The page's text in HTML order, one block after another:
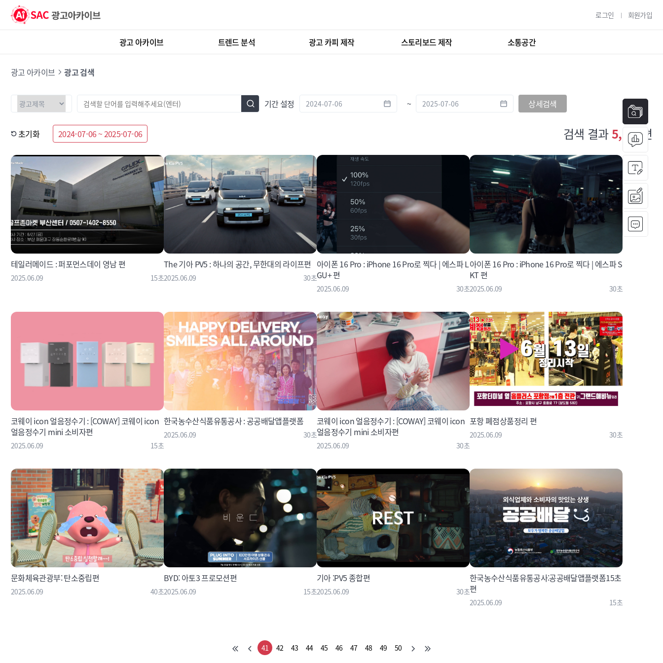
로그인 회원가입
광고 아카이브 트렌드 분석 광고 카피 제작 스토리보드 제작 소통공간
광고 아카이브 광고 검색
기간 설정 ~ 상세검색
초기화 2024-07-06 ~ 2025-07-06 검색 결과5,981편
테일러메이드 : 퍼포먼스데이 영남 편
2025.06.09 15초
The 기아 PV5 : 하나의 공간, 무한대의 라이프편
2025.06.09 30초
아이폰 16 Pro : iPhone 16 Pro로 찍다 | 에스파 L
GU+ 편
2025.06.09 30초
아이폰 16 Pro : iPhone 16 Pro로 찍다 | 에스파 S
KT 편
2025.06.09 30초
코웨이 icon 얼음정수기 : [COWAY] 코웨이 icon
얼음정수기 mini 소비자편
2025.06.09 15초
한국농수산식품유통공사 : 공공배달앱플랫폼
2025.06.09 30초
코웨이 icon 얼음정수기 : [COWAY] 코웨이 icon
얼음정수기 mini 소비자편
2025.06.09 30초
포항 폐점상품정리 편
2025.06.09 30초
문화체육관광부: 탄소중립편
2025.06.09 40초
BYD: 아토3 프로모션편
2025.06.09 15초
기아 :PV5 종합편
2025.06.09 30초
한국농수산식품유통공사:공공배달앱플랫폼15초
편
2025.06.09 15초
41 42 43 44 45 46 47 48 49 50